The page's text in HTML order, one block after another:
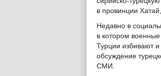
в провинции
Недавно в
в котором
Турции избивают
обсуждение
СМИ.